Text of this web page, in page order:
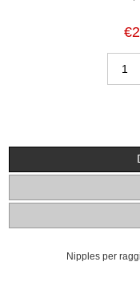
Nipples per